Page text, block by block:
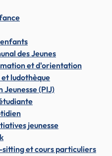
des Jeunes
et d'orientation
ludothèque
(PIJ)
jeunesse
sitting et cours particuliers